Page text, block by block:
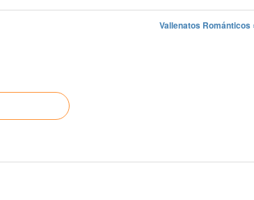
Vallenatos Románticos